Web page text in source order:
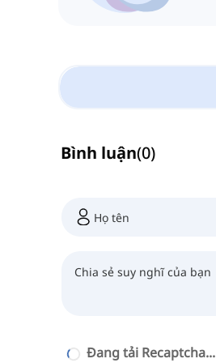
Bình luận(0)
Đang tải Recaptcha...